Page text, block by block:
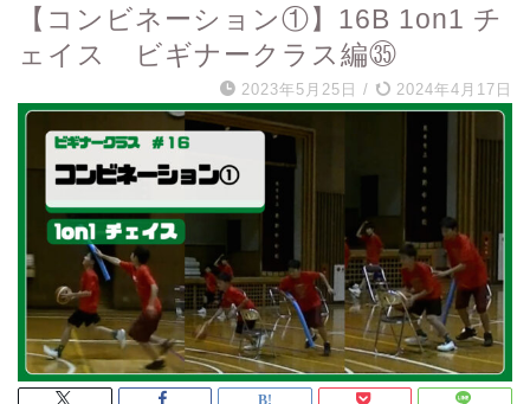
【コンビネーション①】16B 1on1 チ
ェイス ビギナークラス編㉟
2023年5月25日 / 2024年4月17日